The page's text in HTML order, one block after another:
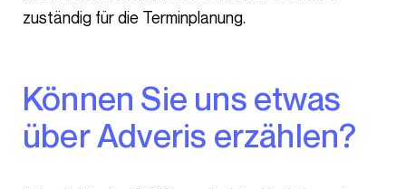
zuständig für die Terminplanung.
Können Sie uns etwas
über Adveris erzählen?